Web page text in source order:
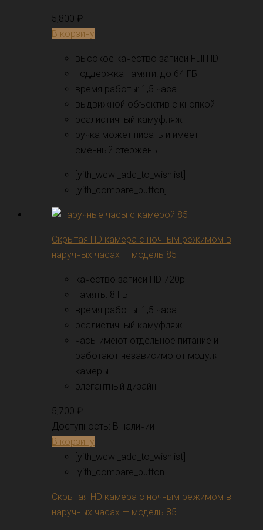
5,800 ₽
В корзину
высокое качество записи Full HD
поддержка памяти: до 64 ГБ
время работы: 1,5 часа
выдвижной объектив с кнопкой
реалистичный камуфляж
ручка может писать и имеет
сменный стержень
[yith_wcwl_add_to_wishlist]
[yith_compare_button]
Скрытая HD камера с ночным режимом в
наручных часах — модель 85
качество записи HD 720p
память: 8 ГБ
время работы: 1,5 часа
реалистичный камуфляж
часы имеют отдельное питание и
работают независимо от модуля
камеры
элегантный дизайн
5,700 ₽
Доступность: В наличии
В корзину
[yith_wcwl_add_to_wishlist]
[yith_compare_button]
Скрытая HD камера с ночным режимом в
наручных часах — модель 85